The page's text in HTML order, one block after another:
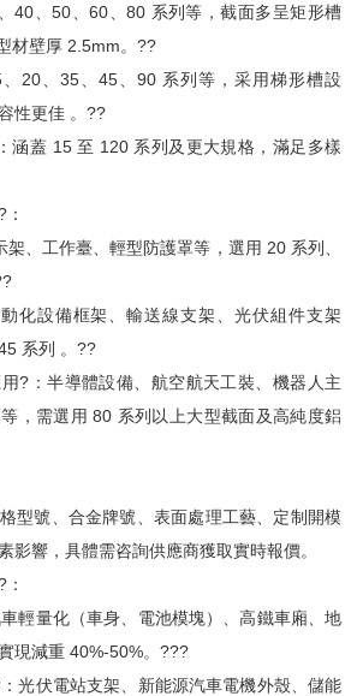
、50、60、80 系列等，截面多呈矩形槽
材壁厚 2.5mm。??
、35、45、90 系列等，采用梯形槽設
性更佳 。??
蓋 15 至 120 系列及更大規格，滿足多樣
工作臺、輕型防護罩等，選用 20 系列、
設備框架、輸送線支架、光伏組件支架
系列 。??
：半導體設備、航空航天工裝、機器人主
，需選用 80 系列以上大型截面及高純度鋁
號、合金牌號、表面處理工藝、定制開模
影響，具體需咨詢供應商獲取實時報價。
量化（車身、電池模塊）、高鐵車廂、地
現減重 40%-50%。???
伏電站支架、新能源汽車電機外殼、儲能